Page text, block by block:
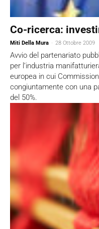
Co-ricerca:
Miti Della Mura - 28 Ottobre 2009
Avvio del partenariato
per l’industria
europea in cui
congiuntamente con una
del 50%.